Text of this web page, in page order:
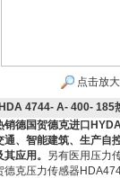
点击放大
4744- A- 400- 185
销德国贺德克进口
通、智能建筑、生产自
其应用。 另有医用压力
德克压力传感器